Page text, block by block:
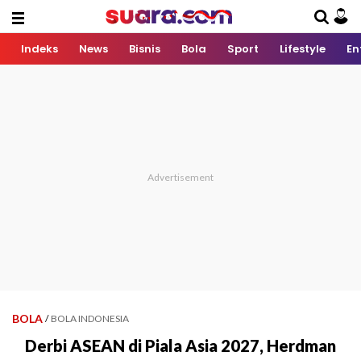
Indeks News Bisnis Bola Sport Lifestyle
BOLA / BOLA INDONESIA
Derbi ASEAN di Piala Asia 2027, Herdman